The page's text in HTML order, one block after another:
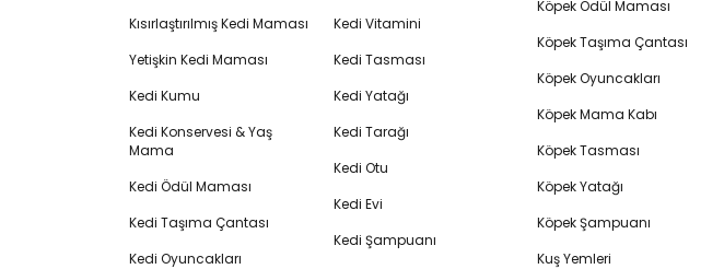
Kısırlaştırılmış Kedi Maması
Yetişkin Kedi Maması
Kedi Kumu
Kedi Konservesi & Yaş
Mama
Kedi Ödül Maması
Kedi Taşıma Çantası
Kedi Oyuncakları
Kedi Vitamini
Kedi Tasması
Kedi Yatağı
Kedi Tarağı
Kedi Otu
Kedi Evi
Kedi Şampuanı
Köpek Ödül Maması
Köpek Taşıma Çantası
Köpek Oyuncakları
Köpek Mama Kabı
Köpek Tasması
Köpek Yatağı
Köpek Şampuanı
Kuş Yemleri